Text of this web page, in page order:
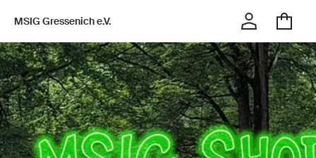
MSIG Gressenich e.V.